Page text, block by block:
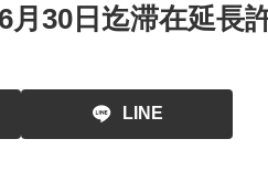
30日迄滞在延長
LINE